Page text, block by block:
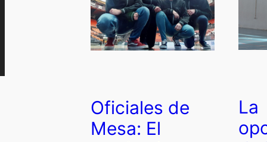
Oficiales de
Mesa: El
La